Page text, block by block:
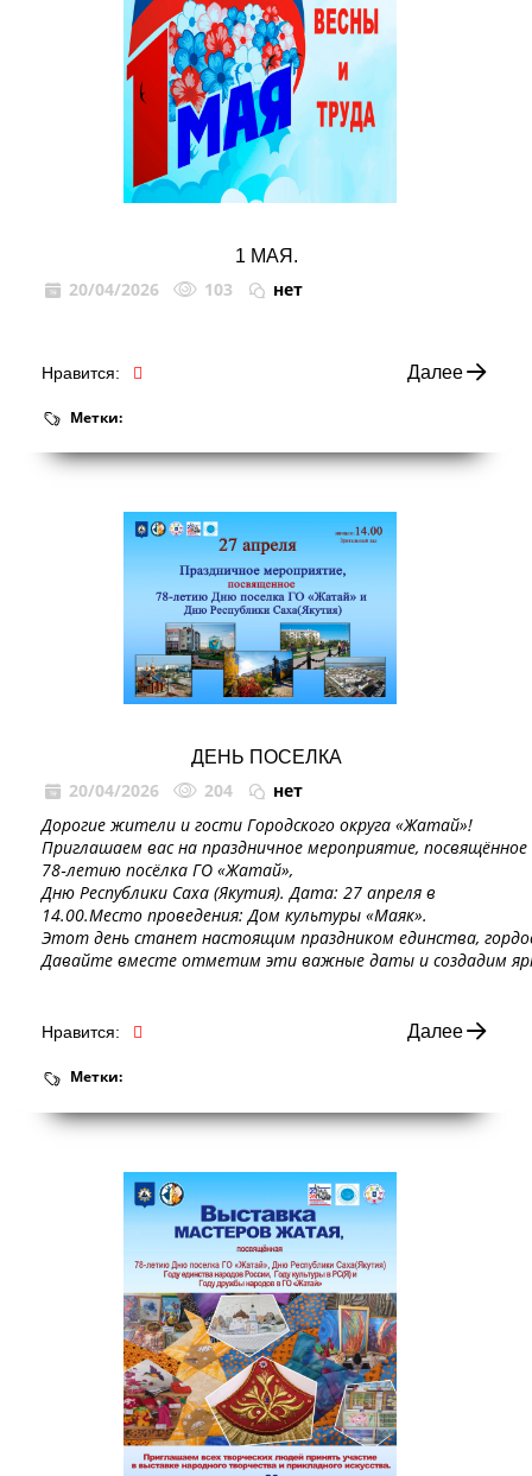
1 МАЯ.
20/04/2026 103 нет
Нравится: Далее
Метки:
ДЕНЬ ПОСЕЛКА
20/04/2026 204
нет
Дорогие жители и гости Городского округа «Жатай»!
Приглашаем вас на праздничное мероприятие,
78‑летию посёлка ГО «Жатай»,
Дню Республики Саха (Якутия). Дата: 27 апреля в
14.00.Место проведения: Дом культуры «Маяк».
Этот день станет настоящим праздником единства,
Давайте вместе отметим эти важные даты и создадим
Нравится: Далее
Метки: